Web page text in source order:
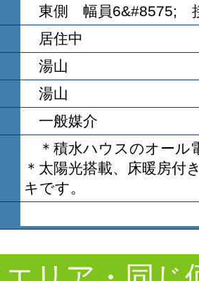
東側 幅員6&#8575;
居住中
湯山
湯山
一般媒介
＊積水ハウスのオール
＊太陽光搭載、床暖房付
キです。